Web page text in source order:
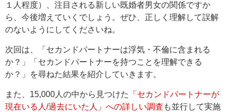
１人程度）、注目される新しい既婚者男女の関係ですか
ら、今後増えていくでしょう。ぜひ、正しく理解して誤解
のないようにしてくださいね。
次回は、「セカンドパートナーは浮気・不倫に含まれる
か？」「セカンドパートナーを持つことを理解できる
か？」を尋ねた結果を紹介していきます。
また、15,000人の中から見つけた
「セカンドパートナーが
現在いる人/過去にいた人」への詳しい調査 も並行して実施